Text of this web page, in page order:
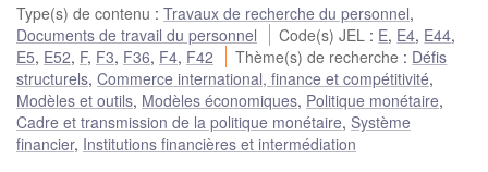
Type(s) de contenu : Travaux de recherche du personnel,
Documents de travail du personnel
Code(s) JEL : E, E4, E44,
E5, E52, F, F3, F36, F4, F42 Thème(s) de recherche : Défis
structurels, Commerce international, finance et compétitivité,
Modèles et outils, Modèles économiques, Politique monétaire,
Cadre et transmission de la politique monétaire, Système
financier, Institutions financières et intermédiation